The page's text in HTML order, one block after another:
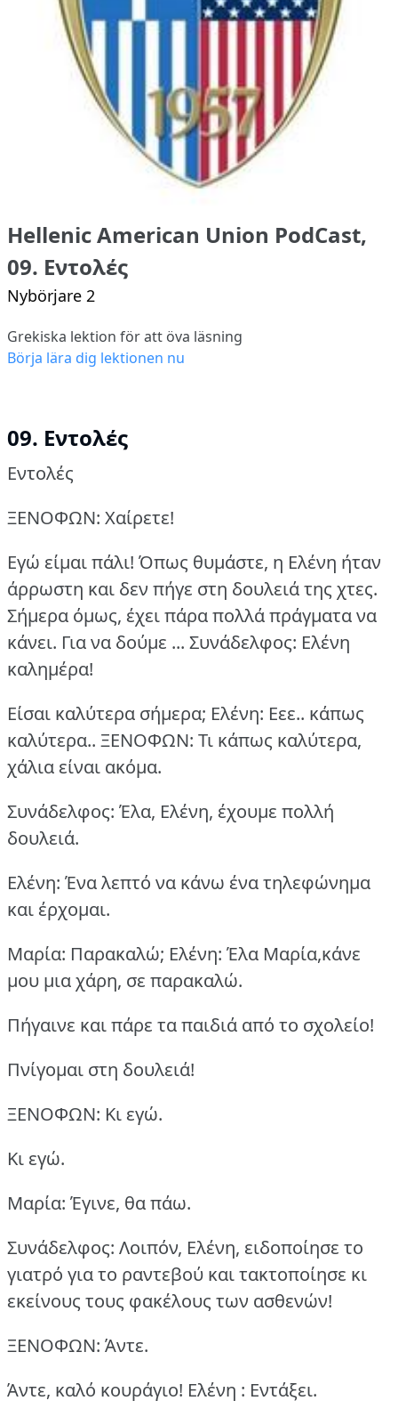
Hellenic American Union PodCast,
09. Εντολές
Nybörjare 2
Grekiska lektion för att öva läsning
Börja lära dig lektionen nu
09. Εντολές
Εντολές
ΞΕΝΟΦΩΝ: Χαίρετε!
Εγώ είμαι πάλι! Όπως θυμάστε, η Ελένη ήταν
άρρωστη και δεν πήγε στη δουλειά της χτες.
Σήμερα όμως, έχει πάρα πολλά πράγματα να
κάνει. Για να δούμε ... Συνάδελφος: Ελένη
καλημέρα!
Είσαι καλύτερα σήμερα; Ελένη: Εεε.. κάπως
καλύτερα.. ΞΕΝΟΦΩΝ: Τι κάπως καλύτερα,
χάλια είναι ακόμα.
Συνάδελφος: Έλα, Ελένη, έχουμε πολλή
δουλειά.
Ελένη: Ένα λεπτό να κάνω ένα τηλεφώνημα
και έρχομαι.
Μαρία: Παρακαλώ; Ελένη: Έλα Μαρία,κάνε
μου μια χάρη, σε παρακαλώ.
Πήγαινε και πάρε τα παιδιά από το σχολείο!
Πνίγομαι στη δουλειά!
ΞΕΝΟΦΩΝ: Κι εγώ.
Κι εγώ.
Μαρία: Έγινε, θα πάω.
Συνάδελφος: Λοιπόν, Ελένη, ειδοποίησε το
γιατρό για το ραντεβού και τακτοποίησε κι
εκείνους τους φακέλους των ασθενών!
ΞΕΝΟΦΩΝ: Άντε.
Άντε, καλό κουράγιο! Ελένη : Εντάξει.